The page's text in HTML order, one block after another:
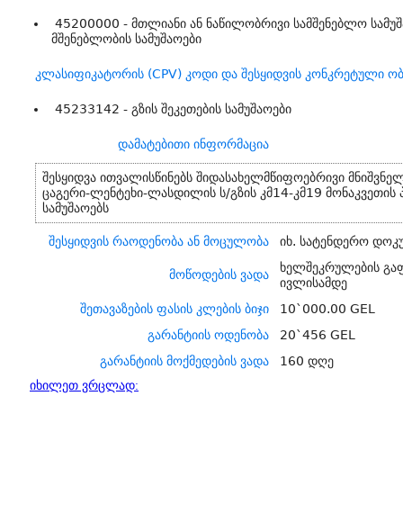
45200000 - მთლიანი ან ნაწილობრივი სამშენებლო
მშენებლობის სამუშაოები
კლასიფიკატორის (CPV) კოდი და შესყიდვის კონკრეტული
45233142 - გზის შეკეთების სამუშაოები
დამატებითი ინფორმაცია
შესყიდვა ითვალისწინებს შიდასახელმწიფოებრივი
ცაგერი-ლენტეხი-ლასდილის ს/გზის კმ14-კმ19 მონაკვეთის
სამუშაოებს
შესყიდვის რაოდენობა ან მოცულობა იხ. სატენდერო
მოწოდების ვადა
ხელშეკრულების
ივლისამდე
შეთავაზების ფასის კლების ბიჯი
10`000.00 GEL
გარანტიის ოდენობა
20`456 GEL
გარანტიის მოქმედების ვადა
160 დღე
იხილეთ ვრცლად: